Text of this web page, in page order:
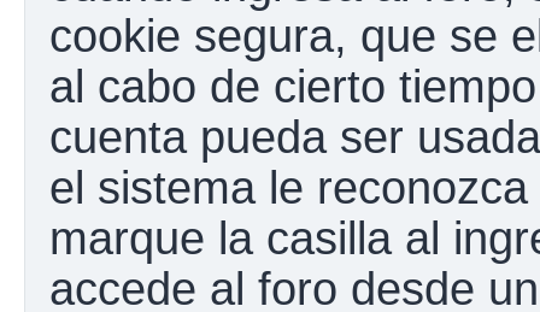
cookie segura, que se
al cabo de cierto
cuenta pueda ser
el sistema le
marque la casilla al
accede al foro desde